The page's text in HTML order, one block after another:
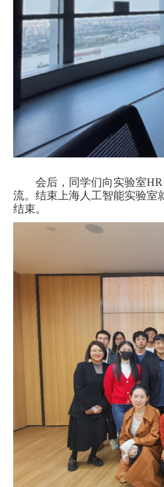
会后，同学们向实验室
流。结束上海人工智能实验室
结束。